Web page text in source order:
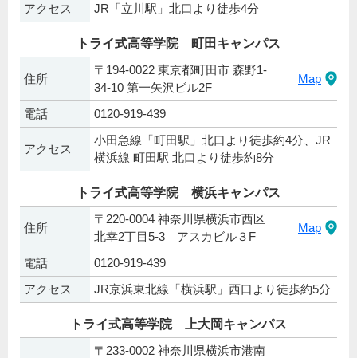
アクセス
JR「立川駅」北口より徒歩4分
トライ式高等学院 町田キャンパス
住所
〒194-0022 東京都町田市 森野1-
34-10 第一矢沢ビル2F
Map
電話 0120-919-439
アクセス
小田急線「町田駅」北口より徒歩約4分、JR
横浜線 町田駅 北口より徒歩約8分
トライ式高等学院 横浜キャンパス
住所
〒220-0004 神奈川県横浜市西区
北幸2丁目5-3 アスカビル３F
Map
電話
0120-919-439
アクセス
JR京浜東北線「横浜駅」西口より徒歩約5分
トライ式高等学院 上大岡キャンパス
〒233-0002 神奈川県横浜市港南